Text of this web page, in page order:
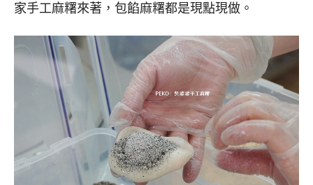
家手工麻糬來著，包餡麻糬都是現點現做。